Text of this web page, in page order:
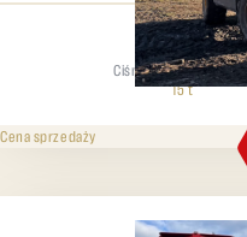
Ciśnienie rozdzielające
15 t
Cena sprzedaży